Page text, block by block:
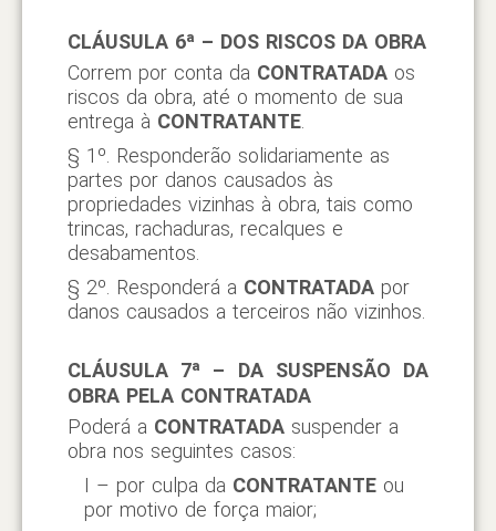
CLÁUSULA 6ª – DOS RISCOS DA OBRA
Correm por conta da CONTRATADAos
riscos da obra, até o momento de sua
entrega à CONTRATANTE.
§ 1º. Responderão solidariamente as
partes por danos causados às
propriedades vizinhas à obra, tais como
trincas, rachaduras, recalques e
desabamentos.
§ 2º. Responderá a CONTRATADApor
danos causados a terceiros não vizinhos.
CLÁUSULA 7ª – DA SUSPENSÃO DA
OBRA PELA CONTRATADA
Poderá a CONTRATADAsuspender a
obra nos seguintes casos:
I – por culpa da CONTRATANTEou
por motivo de força maior;